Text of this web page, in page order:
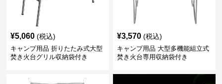
¥5,060 (税込)
キャンプ用品 折りたたみ式大型
焚き火台グリル収納袋付き
¥3,570 (税込)
キャンプ用品 大型多機能組立式
焚き火台専用収納袋付き